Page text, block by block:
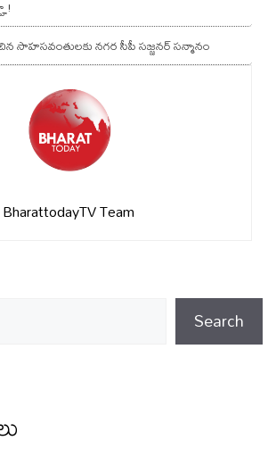
సాహసవంతులకు నగర సీపీ సజ్జనర్ సన్మానం
BharattodayTV Team
Search